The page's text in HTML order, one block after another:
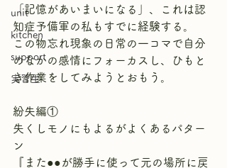
unit
kitchen
support
実習生
「記憶があいまいになる」、これは認
知症予備軍の私もすでに経験する。
この物忘れ現象の日常の一コマで自分
のなかの感情にフォーカスし、ひもと
き作業をしてみようとおもう。
紛失編①
失くしモノにもよるがよくあるパター
ン
『また●●が勝手に使って元の場所に戻